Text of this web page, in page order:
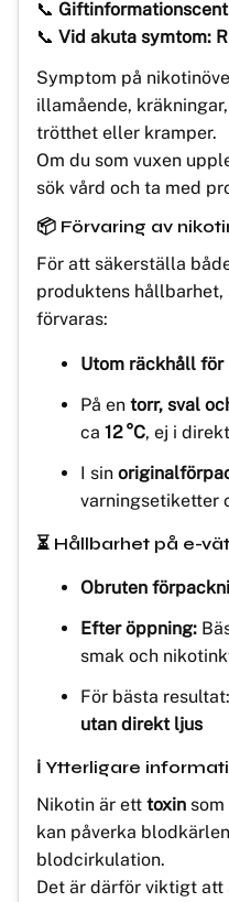
📞
📞 Vid akuta symtom:
Symptom på
illamående,
trötthet eller kramper.
Om du som vuxen
sök vård och ta med
📦 Förvaring av
För att säkerställa
produktens
förvaras:
Utom räckhåll för
På en torr, sval
ca 12 °C, ej i
I sin
varningsetiketter
⏳ Hållbarhet på e-
Obruten
Efter öppning:
smak och
För bästa
utan direkt ljus
ℹ️ Ytterligare
Nikotin är ett toxin
kan påverka
blodcirkulation.
Det är därför viktigt